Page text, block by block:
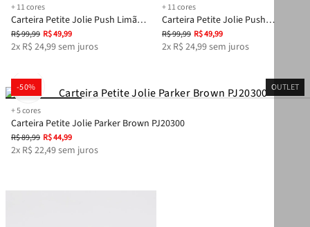
+11cores
Carteira Petite Jolie Push Limão
PJ20167
R$99,99 R$49,99
2x R$ 24,99sem juros
+11cores
Carteira Petite Jolie Push
Tomate/Chiclete PJ20167
R$99,99 R$49,99
2x R$ 24,99sem juros
-50%
+5cores
Carteira Petite Jolie Parker Brown PJ20300
R$89,99 R$44,99
2x R$ 22,49sem juros
OUTLET